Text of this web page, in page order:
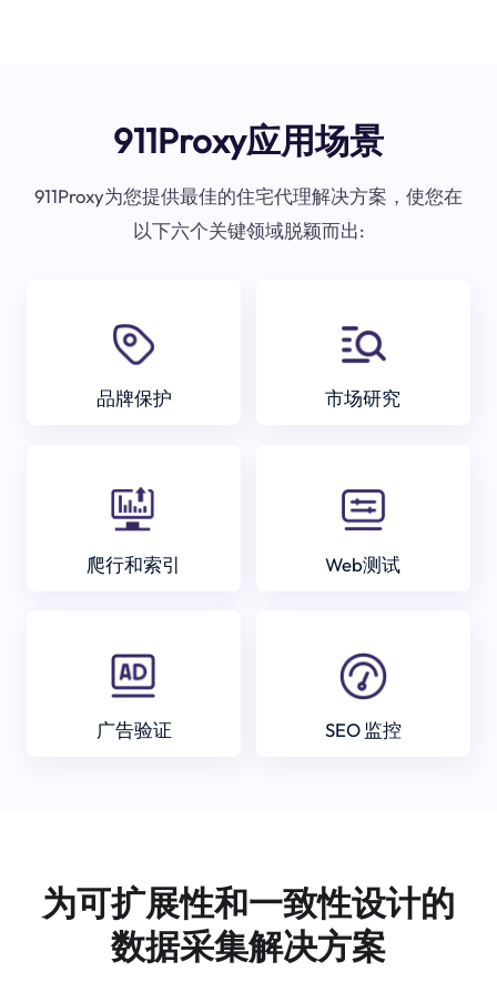
911Proxy应用场景
911Proxy为您提供最佳的住宅代理解决方案，使您在
以下六个关键领域脱颖而出:
品牌保护 市场研究
爬行和索引 Web测试
广告验证 SEO 监控
为可扩展性和一致性设计的
数据采集解决方案